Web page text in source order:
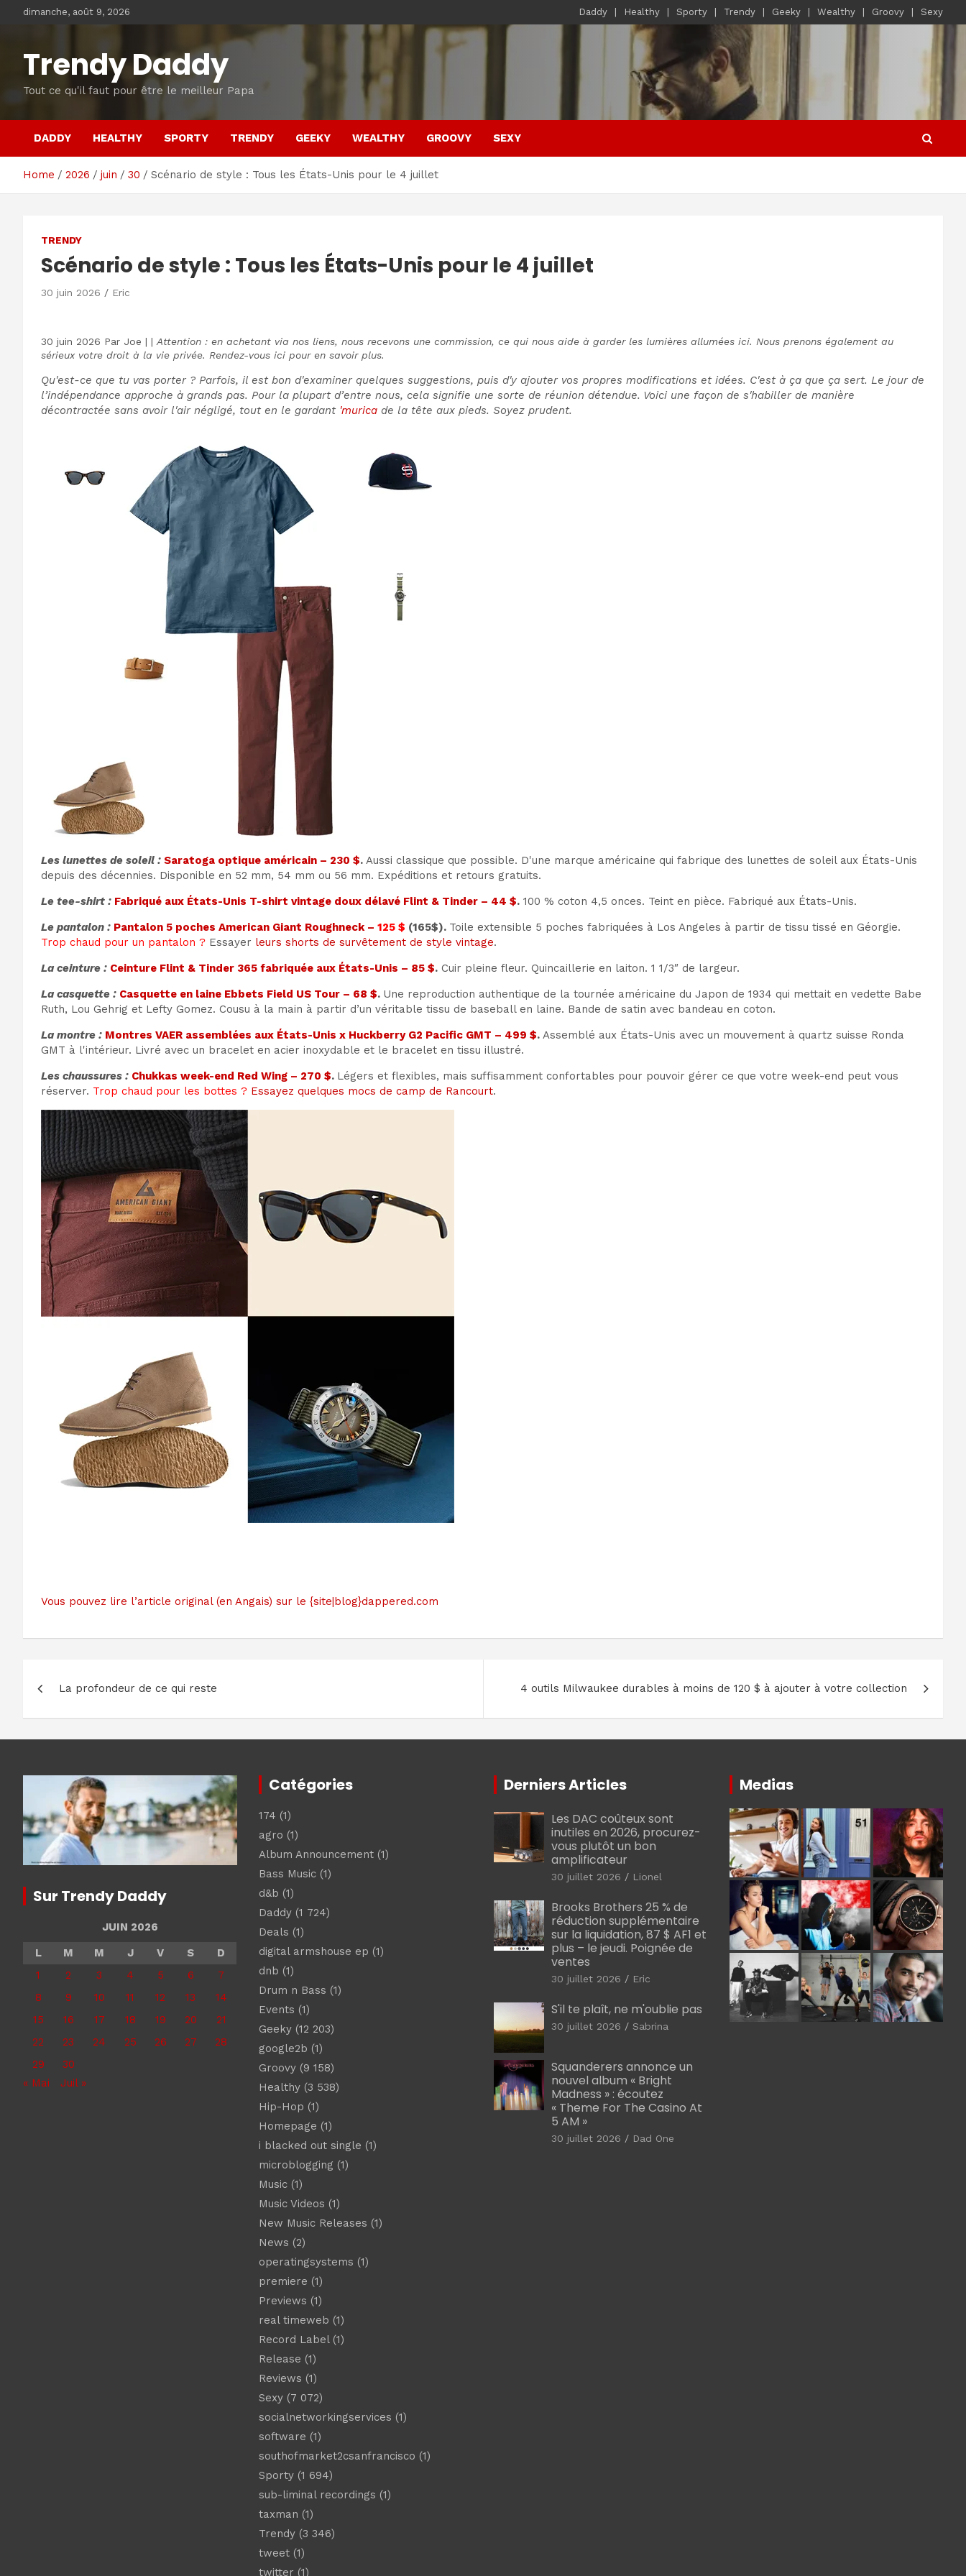
dimanche, août 9, 2026 Daddy Healthy Sporty Trendy Geeky Wealthy Groovy Sexy
Trendy Daddy
Tout ce qu'il faut pour être le meilleur Papa
DADDY HEALTHY SPORTY TRENDY GEEKY WEALTHY GROOVY SEXY
Home 2026 juin 30 Scénario de style : Tous les États-Unis pour le 4 juillet
TRENDY
Scénario de style : Tous les États-Unis pour le 4 juillet
30 juin 2026 Eric
30 juin 2026 Par Joe | | Attention : en achetant via nos liens, nous recevons une commission, ce qui nous aide à garder les lumières allumées ici. Nous prenons également au
sérieux votre droit à la vie privée. Rendez-vous ici pour en savoir plus.
Qu'est-ce que tu vas porter ? Parfois, il est bon d'examiner quelques suggestions, puis d'y ajouter vos propres modifications et idées. C'est à ça que ça sert. Le jour de
l’indépendance approche à grands pas. Pour la plupart d’entre nous, cela signifie une sorte de réunion détendue. Voici une façon de s'habiller de manière
décontractée sans avoir l'air négligé, tout en le gardant 'murica de la tête aux pieds. Soyez prudent.
Les lunettes de soleil : Saratoga optique américain – 230 $. Aussi classique que possible. D'une marque américaine qui fabrique des lunettes de soleil aux États-Unis
depuis des décennies. Disponible en 52 mm, 54 mm ou 56 mm. Expéditions et retours gratuits.
Le tee-shirt : Fabriqué aux États-Unis T-shirt vintage doux délavé Flint & Tinder – 44 $. 100 % coton 4,5 onces. Teint en pièce. Fabriqué aux États-Unis.
Le pantalon : Pantalon 5 poches American Giant Roughneck – 125 $ (165$). Toile extensible 5 poches fabriquées à Los Angeles à partir de tissu tissé en Géorgie.
Trop chaud pour un pantalon ? Essayer leurs shorts de survêtement de style vintage.
La ceinture : Ceinture Flint & Tinder 365 fabriquée aux États-Unis – 85 $. Cuir pleine fleur. Quincaillerie en laiton. 1 1/3″ de largeur.
La casquette : Casquette en laine Ebbets Field US Tour – 68 $. Une reproduction authentique de la tournée américaine du Japon de 1934 qui mettait en vedette Babe
Ruth, Lou Gehrig et Lefty Gomez. Cousu à la main à partir d’un véritable tissu de baseball en laine. Bande de satin avec bandeau en coton.
La montre : Montres VAER assemblées aux États-Unis x Huckberry G2 Pacific GMT – 499 $. Assemblé aux États-Unis avec un mouvement à quartz suisse Ronda
GMT à l'intérieur. Livré avec un bracelet en acier inoxydable et le bracelet en tissu illustré.
Les chaussures : Chukkas week-end Red Wing – 270 $. Légers et flexibles, mais suffisamment confortables pour pouvoir gérer ce que votre week-end peut vous
réserver. Trop chaud pour les bottes ? Essayez quelques mocs de camp de Rancourt.
Vous pouvez lire l’article original (en Angais) sur le {site|blog}dappered.com
de
l’article
La profondeur de ce qui reste 4 outils Milwaukee durables à moins de 120 $ à ajouter à votre collection
Sur Trendy Daddy
JUIN 2026
L
M M J V S
D
1
2 3 4 5 6
7
8
9 10 11 12 13
14
15
16 17 18 19 20
21
22
23 24 25 26 27
28
29
30
« Mai
Juil »
Catégories
174 (1)
agro (1)
Album Announcement(1)
Bass Music(1)
d&b (1)
Daddy(1 724)
Deals (1)
digital armshouse ep (1)
dnb (1)
Drum n Bass (1)
Events (1)
Geeky(12 203)
google2b (1)
Groovy(9 158)
Healthy(3 538)
Hip-Hop (1)
Homepage (1)
i blacked out single (1)
microblogging (1)
Music(1)
Music Videos (1)
New Music Releases (1)
News (2)
operatingsystems (1)
premiere (1)
Previews (1)
real timeweb (1)
Record Label(1)
Release (1)
Reviews (1)
Sexy(7 072)
socialnetworkingservices (1)
software (1)
southofmarket2csanfrancisco (1)
Sporty(1 694)
sub-liminal recordings (1)
taxman (1)
Trendy(3 346)
tweet(1)
twitter (1)
Derniers Articles
Les DAC coûteux sont
inutiles en 2026, procurez-
vous plutôt un bon
amplificateur
30 juillet 2026 Lionel
Brooks Brothers 25 % de
réduction supplémentaire
sur la liquidation, 87 $ AF1 et
plus – le jeudi. Poignée de
ventes
30 juillet 2026 Eric
S'il te plaît, ne m'oublie pas
30 juillet 2026 Sabrina
Squanderers annonce un
nouvel album « Bright
Madness » : écoutez
« Theme For The Casino At
5 AM »
30 juillet 2026 Dad One
Medias